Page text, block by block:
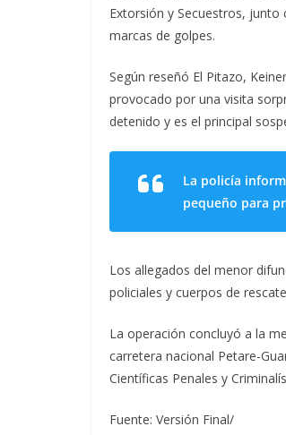
Extorsión y Secuestros, junto
marcas de golpes.
Según reseñó El Pitazo,
provocado por una visita
detenido y es el principal
La policía
pequeño para
Los allegados del menor
policiales y cuerpos de
La operación concluyó a la
carretera nacional Petare-
Científicas Penales y
Fuente: Versión Final/